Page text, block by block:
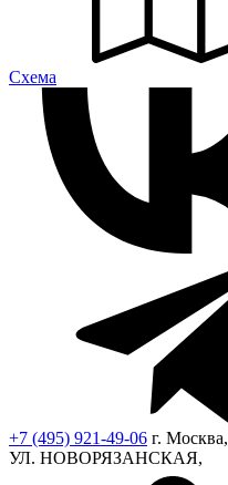
Cхема
+7 (495) 921-49-06 г. Москва,
УЛ. НОВОРЯЗАНСКАЯ,